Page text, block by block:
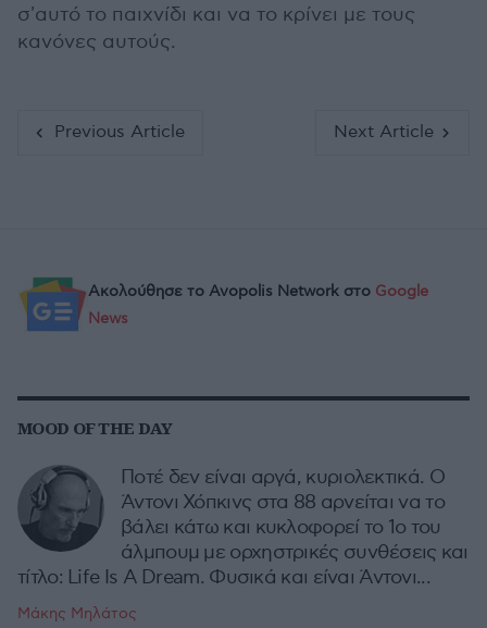
σ'αυτό το παιχνίδι και να το κρίνει με τους
κανόνες αυτούς.
Ακολούθησε το Avopolis Network στο Google
News
MOOD OF THE DAY
Ποτέ δεν είναι αργά, κυριολεκτικά. Ο
Άντονι Χόπκινς στα 88 αρνείται να το
βάλει κάτω και κυκλοφορεί το 1ο του
άλμπουμ με ορχηστρικές συνθέσεις και
τίτλο: Life Is A Dream. Φυσικά και είναι Άντονι...
Μάκης Μηλάτος
Previous Article Next Article